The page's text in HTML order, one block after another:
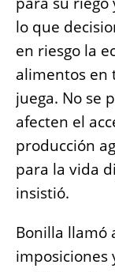
lo que
en riesgo la
alimentos en
juega. No se
afecten el
producción
para la vida
insistió.
Bonilla llamó
imposiciones